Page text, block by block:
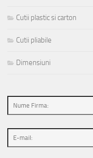
Cutii plastic si carton
Cutii pliabile
Dimensiuni